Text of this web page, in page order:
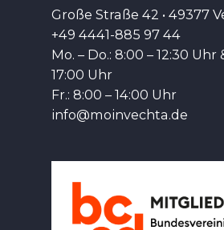
Große Straße 42 • 49377
+49 4441-885 97 44
Mo. – Do.: 8:00 – 12:30 Uhr
17:00 Uhr
Fr.: 8:00 – 14:00 Uhr
info@moinvechta.de